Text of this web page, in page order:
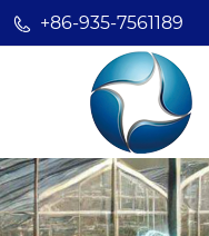
+86-935-7561189